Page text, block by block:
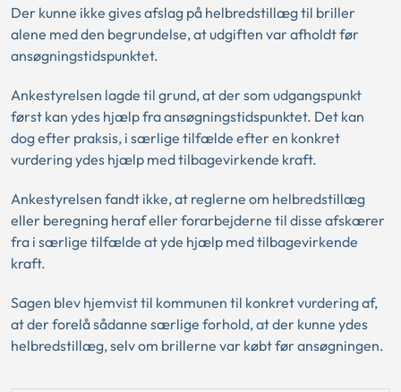
Der kunne ikke gives afslag på helbredstillæg til briller
alene med den begrundelse, at udgiften var afholdt før
ansøgningstidspunktet.
Ankestyrelsen lagde til grund, at der som udgangspunkt
først kan ydes hjælp fra ansøgningstidspunktet. Det kan
dog efter praksis, i særlige tilfælde efter en konkret
vurdering ydes hjælp med tilbagevirkende kraft.
Ankestyrelsen fandt ikke, at reglerne om helbredstillæg
eller beregning heraf eller forarbejderne til disse afskærer
fra i særlige tilfælde at yde hjælp med tilbagevirkende
kraft.
Sagen blev hjemvist til kommunen til konkret vurdering af,
at der forelå sådanne særlige forhold, at der kunne ydes
helbredstillæg, selv om brillerne var købt før ansøgningen.